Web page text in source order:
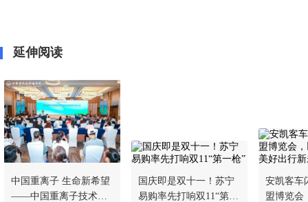
延伸阅读
中国重离子 生命新希望
——中国重离子技术走
国庆即是双十一！苏宁
易购率先打响双11“第一
安凯客
盟博览会